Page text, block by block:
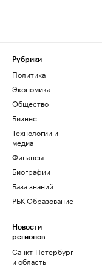
Рубрики
Политика
Экономика
Общество
Бизнес
Технологии и
медиа
Финансы
Биографии
База знаний
РБК Образование
Новости
регионов
Санкт-Петербург
и область